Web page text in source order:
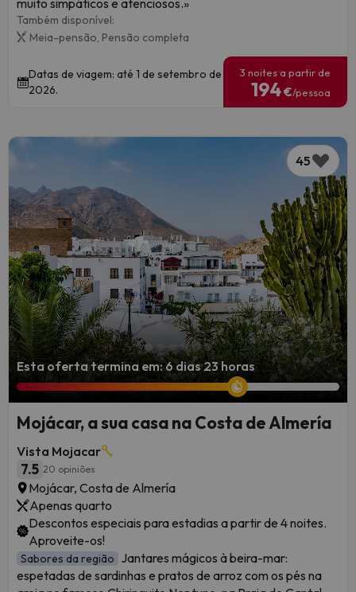
Também disponível:
Meia-pensão, Pensão completa
Datas de viagem: até 1 de setembro de
2026.
3 noites a partir de
194€/pessoa
45
Esta oferta termina em: 6 dias 23 horas
Mojácar, a sua casa na Costa de Almería
Vista Mojacar
7.5 20 opiniões
Mojácar, Costa de Almería
Apenas quarto
Descontos especiais para estadias a partir de 4 noites.
Aproveite-os!
Sabores da região Jantares mágicos à beira-mar:
espetadas de sardinhas e pratos de arroz com os pés na